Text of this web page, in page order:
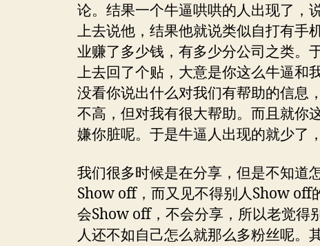
论。结果一个牛逼哄哄的人出现了，
上去说他，结果他就说类似自打有手
业赚了多少钱，有多少分公司之类。
上去回了个贴，大意是你这么牛逼和
没看你说出什么对我们有帮助的信息
不高，但对我有很大帮助。而且就你
嫌你脏呢。于是牛逼人出现的就少了
我们很多时候是在分享，但是不知道
Show off，而又见不得别人Show off
会Show off，不会分享，所以老觉得
人还不如自己怎么就那么多粉丝呢。